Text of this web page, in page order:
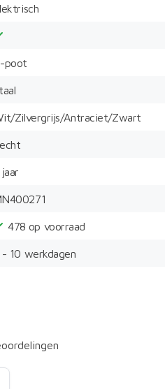
poot
Zilvergrijs/Antraciet/Zwart
478 op voorraad
- 10 werkdagen